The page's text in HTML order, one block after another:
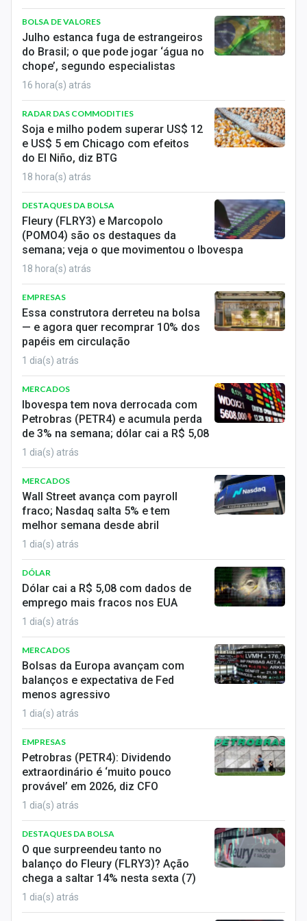
Empresas
Brasil
Colunas
Especiais
Internacional
Marketing
Tecnologia
Conteúdo de Marca
Sobre
Expediente
Contato
BOLSA DE VALORES
Julho estanca fuga de estrangeiros
do Brasil; o que pode jogar ‘água no
chope’, segundo especialistas
16 hora(s) atrás
RADAR DAS COMMODITIES
Soja e milho podem superar US$ 12
e US$ 5 em Chicago com efeitos
do El Niño, diz BTG
18 hora(s) atrás
DESTAQUES DA BOLSA
Fleury (FLRY3) e Marcopolo
(POMO4) são os destaques da
semana; veja o que movimentou o Ibovespa
18 hora(s) atrás
EMPRESAS
Essa construtora derreteu na bolsa
— e agora quer recomprar 10% dos
papéis em circulação
1 dia(s) atrás
MERCADOS
Ibovespa tem nova derrocada com
Petrobras (PETR4) e acumula perda
de 3% na semana; dólar cai a R$ 5,08
1 dia(s) atrás
MERCADOS
Wall Street avança com payroll
fraco; Nasdaq salta 5% e tem
melhor semana desde abril
1 dia(s) atrás
DÓLAR
Dólar cai a R$ 5,08 com dados de
emprego mais fracos nos EUA
1 dia(s) atrás
MERCADOS
Bolsas da Europa avançam com
balanços e expectativa de Fed
menos agressivo
1 dia(s) atrás
EMPRESAS
Petrobras (PETR4): Dividendo
extraordinário é ‘muito pouco
provável’ em 2026, diz CFO
1 dia(s) atrás
DESTAQUES DA BOLSA
O que surpreendeu tanto no
balanço do Fleury (FLRY3)? Ação
chega a saltar 14% nesta sexta (7)
1 dia(s) atrás